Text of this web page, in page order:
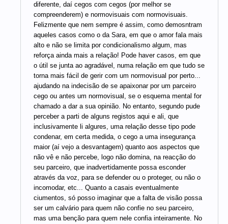
diferente, daí cegos com cegos (por melhor se
compreenderem) e normovisuais com normovisuais.
Felizmente que nem sempre é assim, como demosntram
aqueles casos como o da Sara, em que o amor fala mais
alto e não se limita por condicionalismo algum, mas
reforça ainda mais a relação! Pode haver casos, em que
o útil se junta ao agradável, numa relação em que tudo se
torna mais fácil de gerir com um normovisual por perto...
ajudando na indecisão de se apaixonar por um parceiro
cego ou antes um normovisual, se o esquema mental for
chamado a dar a sua opinião. No entanto, segundo pude
perceber a parti de alguns registos aqui e ali, que
inclusivamente li algures, uma relação desse tipo pode
condenar, em certa medida, o cego a uma insegurança
maior (aí vejo a desvantagem) quanto aos aspectos que
não vê e não percebe, logo não domina, na reacção do
seu parceiro, que inadvertidamente possa esconder
através da voz, para se defender ou o proteger, ou não o
incomodar, etc... Quanto a casais eventualmente
ciumentos, só posso imaginar que a falta de visão possa
ser um calvário para quem não confie no seu parceiro,
mas uma benção para quem nele confia inteiramente. No